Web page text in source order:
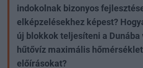
indokolnak bizonyos
elképzelésekhez képest?
új blokkok teljesíteni a Dunába
hűtővíz maximális
előírásokat?